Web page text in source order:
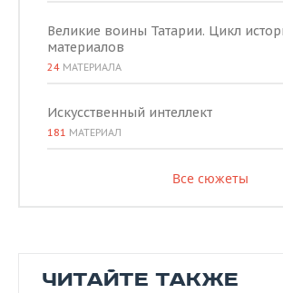
Великие воины Татарии. Цикл
материалов
24 МАТЕРИАЛА
Искусственный интеллект
181 МАТЕРИАЛ
Все сюжеты
ЧИТАЙТЕ ТАКЖЕ